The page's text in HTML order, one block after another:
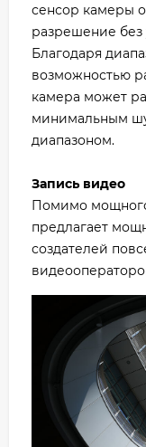
сенсор камеры
разрешение без
Благодаря
возможностью
камера может
минимальным
диапазоном.
Запись видео
Помимо
предлагает
создателей